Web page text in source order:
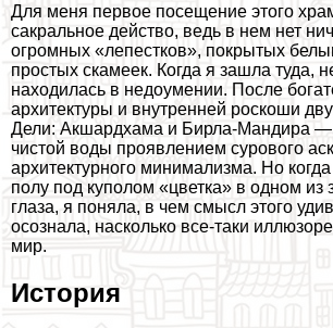
Для меня первое посещение этого
сакральное действо, ведь в нем нет
огромных «лепестков», покрытых
простых скамеек. Когда я зашла туда,
находилась в недоумении. После
архитектуры и внутренней роскоши
Дели: Акшардхама и Бирла-Maндира
чистой воды проявлением сурового
архитектурного минимализма. Но
полу под куполом «цветка» в одном из
глаза, я поняла, в чем смысл этого
осознала, насколько все-таки
мир.
История